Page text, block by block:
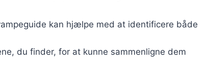
kan hjælpe med at identificere både
du finder, for at kunne sammenligne dem